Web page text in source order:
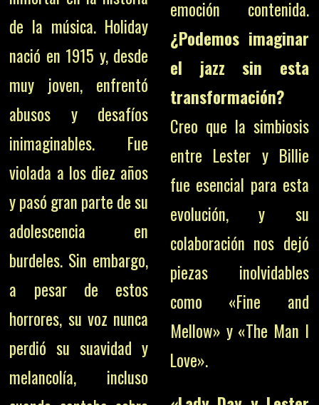
de la música. Holiday
nació en 1915 y, desde
muy joven, enfrentó
abusos y desafíos
inimaginables. Fue
violada a los diez años
y pasó gran parte de su
adolescencia en
burdeles. Sin embargo,
a pesar de estos
horrores, su voz nunca
perdió su suavidad y
melancolía, incluso
emoción contenida.
¿Podemos imaginar
el jazz sin esta
transformación?
Creo que la simbiosis
entre Lester y Billie
fue esencial para esta
evolución, y su
colaboración nos dejó
piezas inolvidables
como «Fine and
Mellow» y «The Man I
Love».